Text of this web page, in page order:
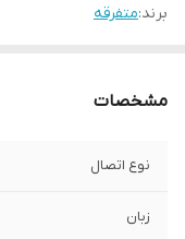
برند:متفرقه
مشخصات
نوع اتصال
زبان